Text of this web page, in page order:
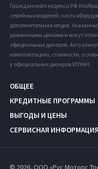
Гражданского кодекса РФ.
серийных моделей, часть
дополнительная опция.
розничными ценами и могут
официальных дилеров.
комплектациях, стоимости,
у официальных дилеров VOYAH.
ОБЩЕЕ
КРЕДИТНЫЕ ПРОГРАММЫ
ВЫГОДЫ И ЦЕНЫ
СЕРВИСНАЯ ИНФОРМАЦИЯ
© 2026, ООО «Рус Моторс